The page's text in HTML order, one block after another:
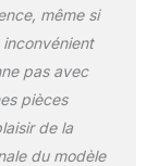
au
et
; ils
à nourrir
même si
inconvénient
pas avec
pièces
de la
du modèle